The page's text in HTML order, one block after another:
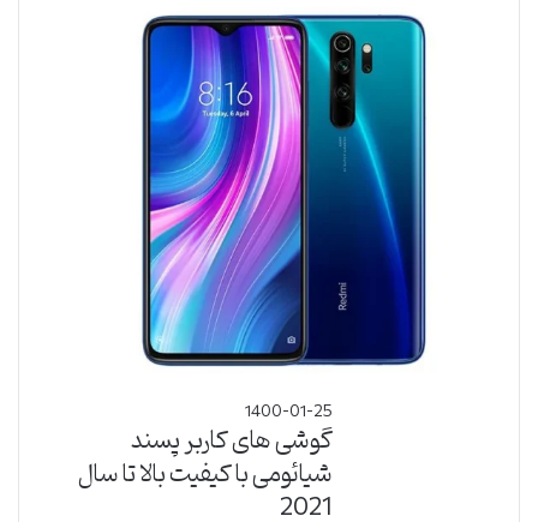
1400-01-25
گوشی های کاربر پسند
شیائومی با کیفیت بالا تا سال
2021